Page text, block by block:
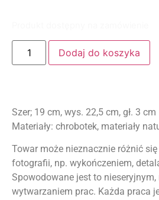
Dodaj do koszyka
Szer; 19 cm, wys. 22,5 cm, gł. 3 cm
Materiały: chrobotek, materiały
Towar może nieznacznie różnić
fotografii, np. wykończeniem,
Spowodowane jest to
wytwarzaniem prac. Każda praca